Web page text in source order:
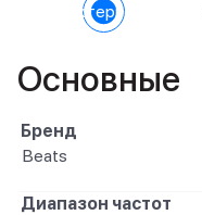
Характеристики
Основные
Бренд
Beats
Диапазон частот